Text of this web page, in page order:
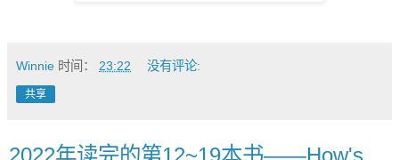
Winnie 时间： 23:22 没有评论:
共享